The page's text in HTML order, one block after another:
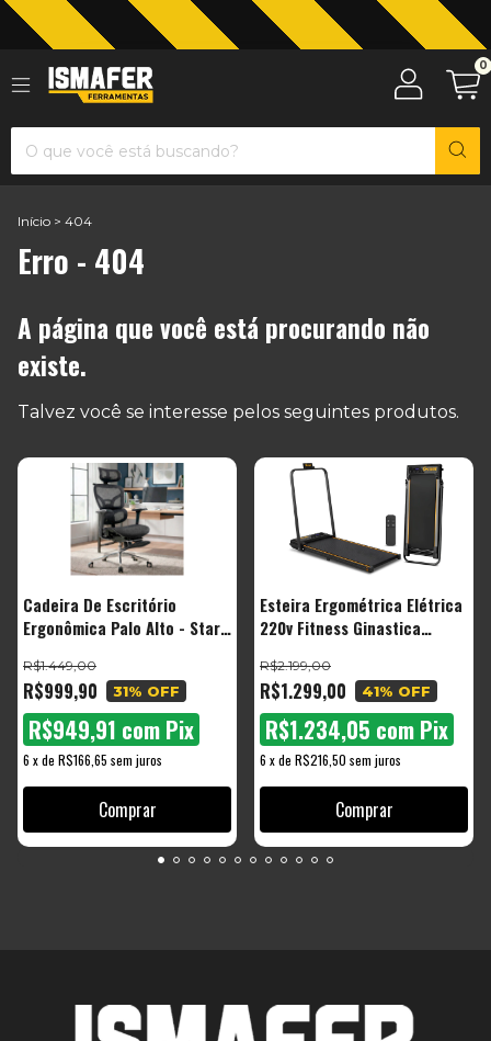
Jardinagem com The Black Tools
0
Início > 404
Erro - 404
A página que você está procurando não
existe.
Talvez você se interesse pelos seguintes produtos.
Cadeira De Escritório
Ergonômica Palo Alto - Start
Suporte Lombar Adaptável
Apoio Para Pés Retrátil
R$999,90
R$1.449,00
31% OFF
6 xde R$166,65 sem juros
R$949,91 com Pix
Esteira Ergométrica Elétrica
220v Fitness Ginastica
R$1.299,00
R$2.199,00
41% OFF
6 xde R$216,50 sem juros
R$1.234,05 com Pix